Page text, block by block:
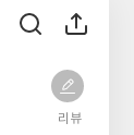
리뷰